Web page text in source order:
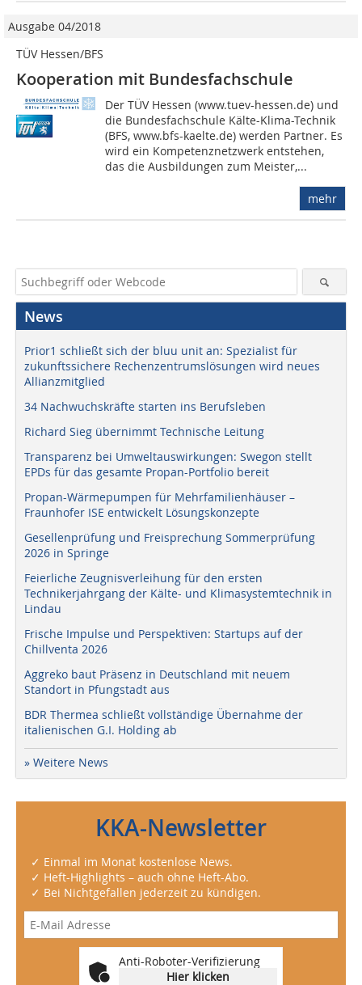
Ausgabe 04/2018
TÜV Hessen/BFS
Kooperation mit Bundesfachschule
Der TÜV Hessen (www.tuev-hessen.de) und
die Bundesfachschule Kälte-Klima-Technik
(BFS, www.bfs-kaelte.de) werden Partner. Es
wird ein Kompetenznetzwerk entstehen,
das die Ausbildungen zum Meister,...
mehr
News
Prior1 schließt sich der bluu unit an: Spezialist für
zukunftssichere Rechenzentrumslösungen wird neues
Allianzmitglied
34 Nachwuchskräfte starten ins Berufsleben
Richard Sieg übernimmt Technische Leitung
Transparenz bei Umweltauswirkungen: Swegon stellt
EPDs für das gesamte Propan-Portfolio bereit
Propan-Wärmepumpen für Mehrfamilienhäuser –
Fraunhofer ISE entwickelt Lösungskonzepte
Gesellenprüfung und Freisprechung Sommerprüfung
2026 in Springe
Feierliche Zeugnisverleihung für den ersten
Technikerjahrgang der Kälte- und Klimasystemtechnik in
Lindau
Frische Impulse und Perspektiven: Startups auf der
Chillventa 2026
Aggreko baut Präsenz in Deutschland mit neuem
Standort in Pfungstadt aus
BDR Thermea schließt vollständige Übernahme der
italienischen G.I. Holding ab
» Weitere News
KKA-Newsletter
✓ Einmal im Monat kostenlose News.
✓ Heft-Highlights – auch ohne Heft-Abo.
✓ Bei Nichtgefallen jederzeit zu kündigen.
Anti-Roboter-Verifizierung
Hier klicken